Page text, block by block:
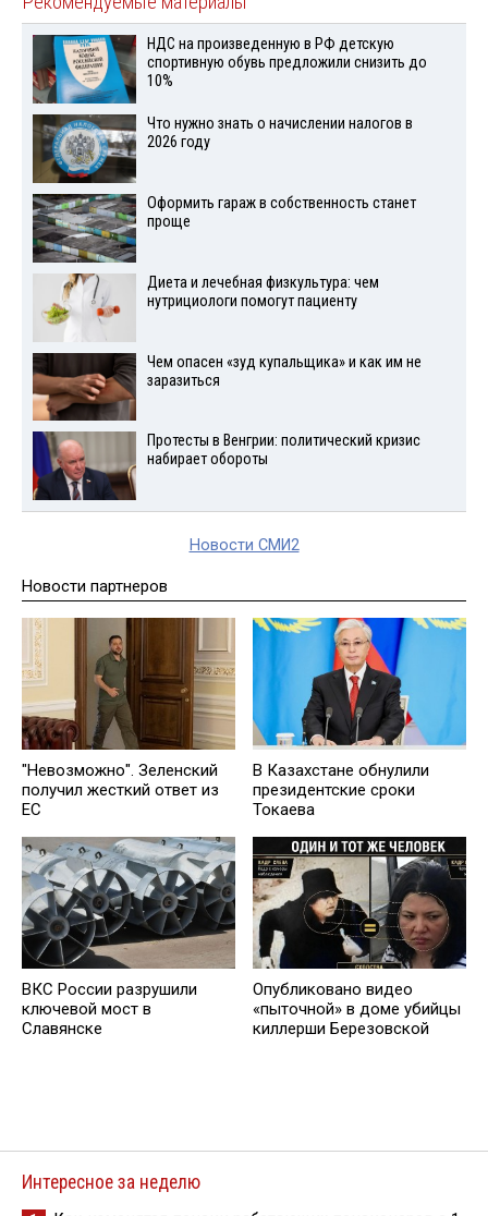
НДС на произведенную в РФ детскую
спортивную обувь предложили снизить до
10%
Что нужно знать о начислении налогов в
2026 году
Оформить гараж в собственность станет
проще
Диета и лечебная физкультура: чем
нутрициологи помогут пациенту
Чем опасен «зуд купальщика» и как им не
заразиться
Протесты в Венгрии: политический кризис
набирает обороты
Новости СМИ2
Новости партнеров
"Невозможно". Зеленский
получил жесткий ответ из
ЕС
В Казахстане обнулили
президентские сроки
Токаева
ВКС России разрушили
ключевой мост в
Славянске
Опубликовано видео
«пыточной» в доме убийцы
киллерши Березовской
Интересное за неделю